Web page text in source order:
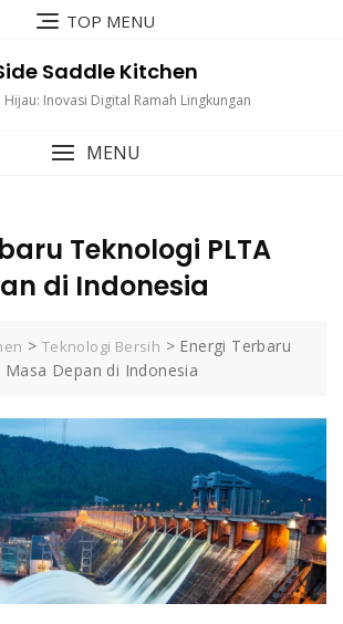
TOP MENU
Saddle Kitchen
Inovasi Digital Ramah Lingkungan
MENU
Teknologi PLTA
di Indonesia
> Teknologi Bersih > Energi Terbaru
Depan di Indonesia